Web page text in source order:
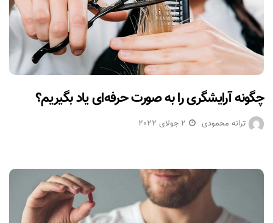
چگونه آرایشگری را به صورت حرفه‌ای یاد بگیریم؟
ترانه محمودی 2 جولای 2022